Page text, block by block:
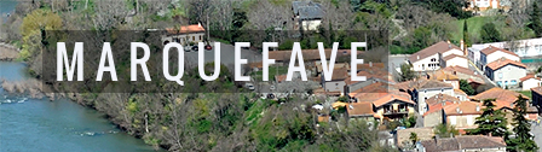
MARQUEFAVE